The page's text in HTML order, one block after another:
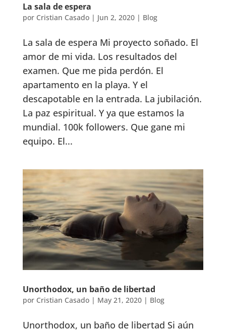
La sala de espera
por Cristian Casado| Jun 2, 2020| Blog
La sala de espera Mi proyecto soñado. El
amor de mi vida. Los resultados del
examen. Que me pida perdón. El
apartamento en la playa. Y el
descapotable en la entrada. La jubilación.
La paz espiritual. Y ya que estamos la
mundial. 100k followers. Que gane mi
equipo. El...
Unorthodox, un baño de libertad
por Cristian Casado| May 21, 2020| Blog
Unorthodox, un baño de libertad Si aún